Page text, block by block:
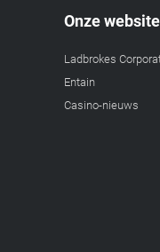
Onze
Ladbrokes
Entain
Casino-nieuws